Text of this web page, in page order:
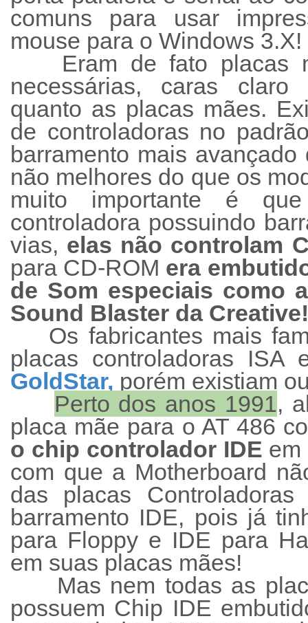
comuns para usar
mouse para o Windows 3.X!
Eram de fato placas
necessárias, caras
quanto as placas mães.
de controladoras no
barramento mais
não melhores do que os
muito importante é
controladora possuindo
vias, elas não controlam
para CD-ROM era
de Som especiais como
Sound Blaster da Creative!
Os fabricantes mais
placas controladoras
GoldStar, porém existiam
Perto dos anos 1991,
placa mãe para o AT 486
o chip controlador IDE em
com que a Motherboard
das placas
barramento IDE, pois já
para Floppy e IDE para
em suas placas mães!
Mas nem todas as
possuem Chip IDE